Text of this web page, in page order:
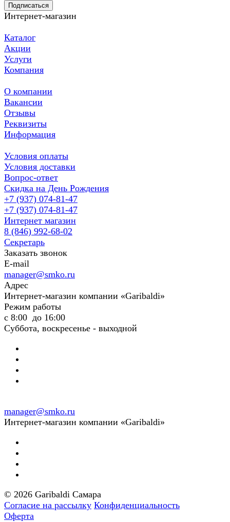
Подписаться
Интернет-магазин
Каталог
Акции
Услуги
Компания
О компании
Вакансии
Отзывы
Реквизиты
Информация
Условия оплаты
Условия доставки
Вопрос-ответ
Скидка на День Рождения
+7 (937) 074-81-47
+7 (937) 074-81-47
Интернет магазин
8 (846) 992-68-02
Секретарь
Заказать звонок
E-mail
manager@smko.ru
Адрес
Интернет-магазин компании «Garibaldi»
Режим работы
с 8:00 до 16:00
Суббота, воскресенье - выходной
manager@smko.ru
Интернет-магазин компании «Garibaldi»
© 2026 Garibaldi Самара
Согласие на рассылку Конфиденциальность
Оферта